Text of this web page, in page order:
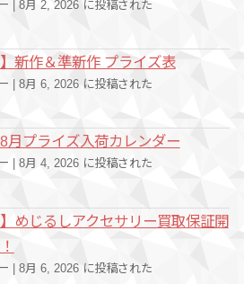
| 8月 2, 2026 に投稿された
】新作＆準新作 プライズ表
8月 6, 2026 に投稿された
8月プライズ入荷カレンダー
8月 4, 2026 に投稿された
】めじるしアクセサリー買取保証開
| 8月 6, 2026 に投稿された